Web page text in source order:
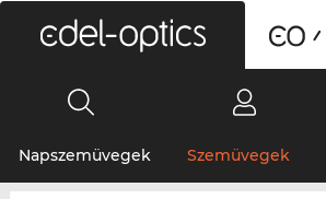
Napszemüvegek Szemüvegek